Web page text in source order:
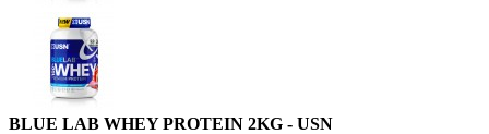
BLUE LAB WHEY PROTEIN 2KG - USN